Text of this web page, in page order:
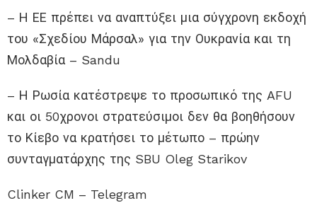
– Η ΕΕ πρέπει να αναπτύξει μια σύγχρονη εκδοχή
του «Σχεδίου Μάρσαλ» για την Ουκρανία και τη
Μολδαβία – Sandu
– Η Ρωσία κατέστρεψε το προσωπικό της AFU
και οι 50χρονοι στρατεύσιμοι δεν θα βοηθήσουν
το Κίεβο να κρατήσει το μέτωπο – πρώην
συνταγματάρχης της SBU Oleg Starikov
Clinker CM – Telegram